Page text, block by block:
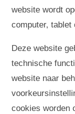
website wordt
computer, tablet
Deze website
technische
website naar
cookies worden